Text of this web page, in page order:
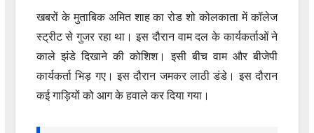
खबरों के मुताबिक अमित शाह का रोड शो कोलकाता में कॉलेज
स्ट्रीट से गुजर रहा था। इस दौरान वाम दल के कार्यकर्ताओं ने
काले झंडे दिखाने की कोशिश। इसी बीच वाम और बीजेपी
कार्यकर्ता भिड़ गए। इस दौरान जमकर लाठी डंडे। इस दौरान
कई गाड़ियों को आग के हवाले कर दिया गया।